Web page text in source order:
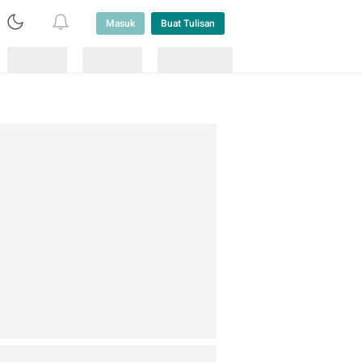
Masuk Buat Tulisan